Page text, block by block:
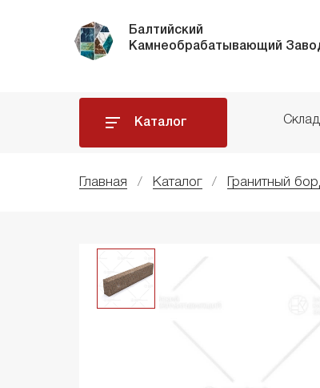
Балтийский
Камнеобрабатывающий
Каталог Склад
Главная Каталог Гранитный